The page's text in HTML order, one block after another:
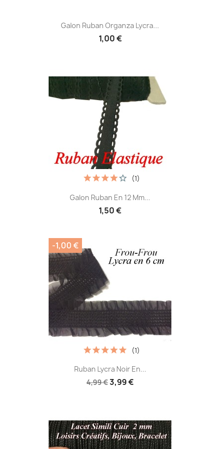
Galon Ruban Organza Lycra...
1,00 €
Galon Ruban En 12 Mm...
1,50 €
(1)
Ruban Lycra Noir En...
4,99 €3,99 €
(1)
-1,00 €